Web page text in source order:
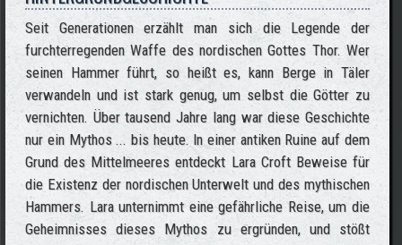
Seit Generationen erzählt man sich die Legende der
furchterregenden Waffe des nordischen Gottes Thor. Wer
seinen Hammer führt, so heißt es, kann Berge in Täler
verwandeln und ist stark genug, um selbst die Götter zu
vernichten. Über tausend Jahre lang war diese Geschichte
nur ein Mythos ... bis heute. In einer antiken Ruine auf dem
Grund des Mittelmeeres entdeckt Lara Croft Beweise für
die Existenz der nordischen Unterwelt und des mythischen
Hammers. Lara unternimmt eine gefährliche Reise, um die
Geheimnisses dieses Mythos zu ergründen, und stößt